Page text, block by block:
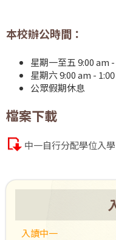
本校辦公時間：
星期一至五 9:00 am
星期六 9:00 am -
公眾假期休息
檔案下載
中一自行分配學位入
入讀中一